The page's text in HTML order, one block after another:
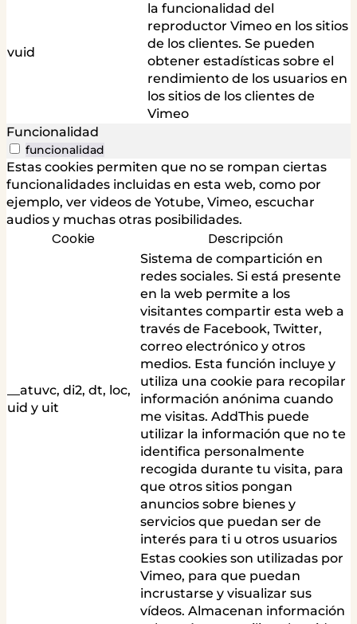
vuid
la funcionalidad del
reproductor Vimeo en los sitios
de los clientes. Se pueden
obtener estadísticas sobre el
rendimiento de los usuarios en
los sitios de los clientes de
Vimeo
Funcionalidad
funcionalidad
Estas cookies permiten que no se rompan ciertas
funcionalidades incluidas en esta web, como por
ejemplo, ver videos de Yotube, Vimeo, escuchar
audios y muchas otras posibilidades.
Cookie Descripción
__atuvc, di2, dt, loc,
uid y uit
Sistema de compartición en
redes sociales. Si está presente
en la web permite a los
visitantes compartir esta web a
través de Facebook, Twitter,
correo electrónico y otros
medios. Esta función incluye y
utiliza una cookie para recopilar
información anónima cuando
me visitas. AddThis puede
utilizar la información que no te
identifica personalmente
recogida durante tu visita, para
que otros sitios pongan
anuncios sobre bienes y
servicios que puedan ser de
interés para ti u otros usuarios
Estas cookies son utilizadas por
Vimeo, para que puedan
incrustarse y visualizar sus
vídeos. Almacenan información